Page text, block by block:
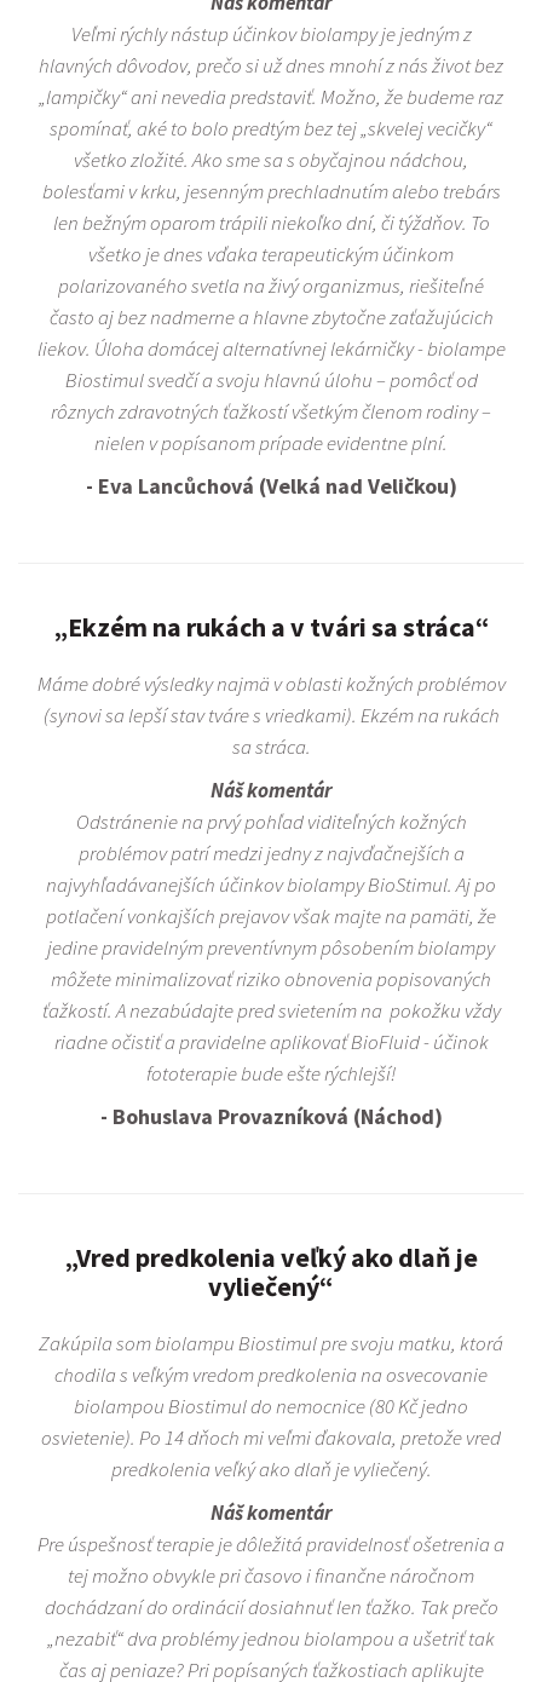
Veľmi rýchly nástup účinkov biolampy je jedným z
hlavných dôvodov, prečo si už dnes mnohí z nás život bez
„lampičky“ ani nevedia predstaviť. Možno, že budeme raz
spomínať, aké to bolo predtým bez tej „skvelej vecičky“
všetko zložité. Ako sme sa s obyčajnou nádchou,
bolesťami v krku, jesenným prechladnutím alebo trebárs
len bežným oparom trápili niekoľko dní, či týždňov. To
všetko je dnes vďaka terapeutickým účinkom
polarizovaného svetla na živý organizmus, riešiteľné
často aj bez nadmerne a hlavne zbytočne zaťažujúcich
liekov. Úloha domácej alternatívnej lekárničky - biolampe
Biostimul svedčí a svoju hlavnú úlohu – pomôcť od
rôznych zdravotných ťažkostí všetkým členom rodiny –
nielen v popísanom prípade evidentne plní.
- Eva Lancůchová (Velká nad Veličkou)
„Ekzém na rukách a v tvári sa stráca“
Máme dobré výsledky najmä v oblasti kožných problémov
(synovi sa lepší stav tváre s vriedkami). Ekzém na rukách
sa stráca.
Náš komentár
Odstránenie na prvý pohľad viditeľných kožných
problémov patrí medzi jedny z najvďačnejších a
najvyhľadávanejších účinkov biolampy BioStimul. Aj po
potlačení vonkajších prejavov však majte na pamäti, že
jedine pravidelným preventívnym pôsobením biolampy
môžete minimalizovať riziko obnovenia popisovaných
ťažkostí. A nezabúdajte pred svietením na pokožku vždy
riadne očistiť a pravidelne aplikovať BioFluid - účinok
fototerapie bude ešte rýchlejší!
- Bohuslava Provazníková (Náchod)
„Vred predkolenia veľký ako dlaň je
vyliečený“
Zakúpila som biolampu Biostimul pre svoju matku, ktorá
chodila s veľkým vredom predkolenia na osvecovanie
biolampou Biostimul do nemocnice (80 Kč jedno
osvietenie). Po 14 dňoch mi veľmi ďakovala, pretože vred
predkolenia veľký ako dlaň je vyliečený.
Náš komentár
Pre úspešnosť terapie je dôležitá pravidelnosť ošetrenia a
tej možno obvykle pri časovo i finančne náročnom
dochádzaní do ordinácií dosiahnuť len ťažko. Tak prečo
„nezabiť“ dva problémy jednou biolampou a ušetriť tak
čas aj peniaze? Pri popísaných ťažkostiach aplikujte